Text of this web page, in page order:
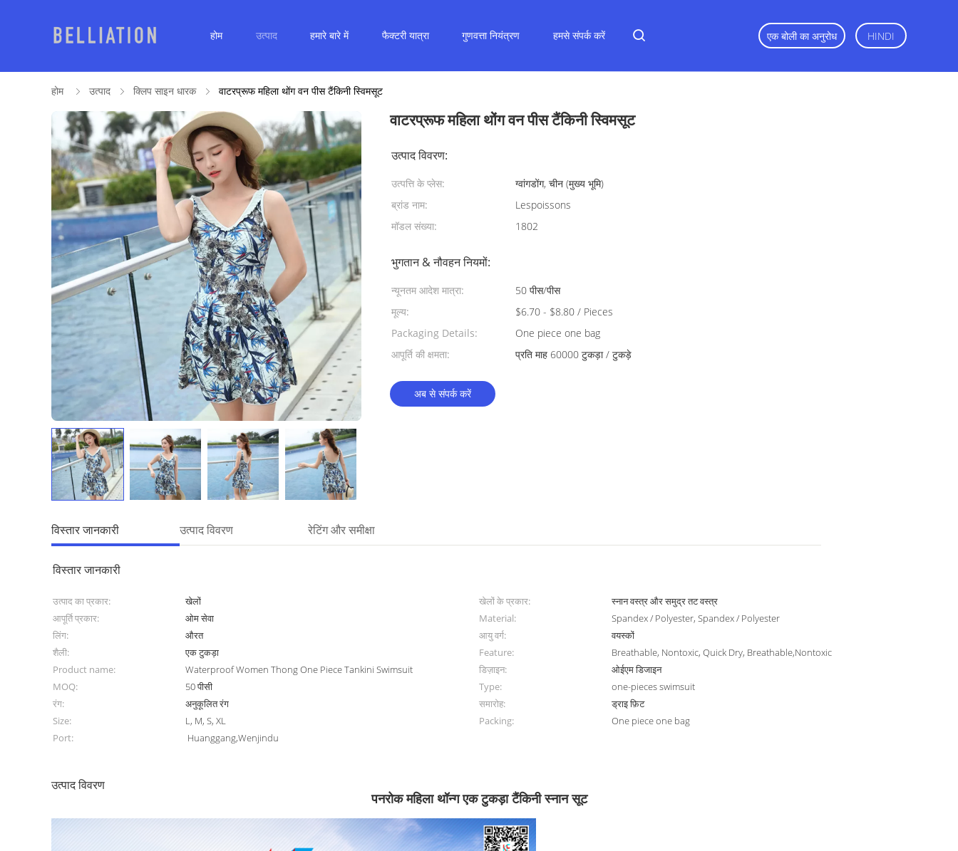
होम उत्पाद हमारे बारे में फैक्टरी यात्रा गुणवत्ता नियंत्रण हमसे संपर्क करें एक बोली का अनुरोध HINDI
होम उत्पाद क्लिप साइन धारक वाटरप्रूफ महिला थोंग वन पीस टैंकिनी स्विमसूट
वाटरप्रूफ महिला थोंग वन पीस टैंकिनी स्विमसूट
उत्पाद विवरण:
उत्पत्ति के प्लेस:
ग्वांगडोंग, चीन (मुख्य भूमि)
ब्रांड नाम:
Lespoissons
मॉडल संख्या:
1802
भुगतान & नौवहन नियमों:
न्यूनतम आदेश मात्रा:
50 पीस/पीस
मूल्य:
$6.70 - $8.80 / Pieces
Packaging Details:
One piece one bag
आपूर्ति की क्षमता:
प्रति माह 60000 टुकड़ा / टुकड़े
अब से संपर्क करें
विस्तार जानकारी उत्पाद विवरण रेटिंग और समीक्षा
विस्तार जानकारी
उत्पाद का प्रकार: खेलों खेलों के प्रकार:
स्नान वस्त्र और समुद्र तट वस्त्र
आपूर्ति प्रकार:
ओम सेवा Material:
Spandex / Polyester, Spandex / Polyester
लिंग:
औरत आयु वर्ग:
वयस्कों
शैली:
एक टुकड़ा Feature:
Breathable, Nontoxic, Quick Dry, Breathable,Nontoxic
Product name:
Waterproof Women Thong One Piece Tankini Swimsuit डिज़ाइन:
ओईएम डिजाइन
MOQ:
50 पीसी Type:
one-pieces swimsuit
रंग:
अनुकूलित रंग समारोह:
ड्राइ फ़िट
Size:
L, M, S, XL Packing:
One piece one bag
Port:
Huanggang,Wenjindu
उत्पाद विवरण
पनरोक महिला थॉन्ग एक टुकड़ा टैंकिनी स्नान सूट